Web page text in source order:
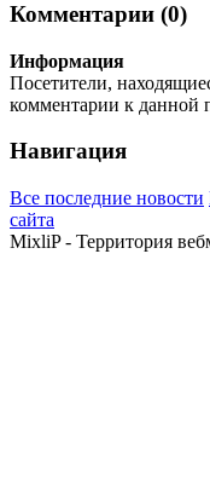
Комментарии (0)
Информация
Посетители,
комментарии к данной
Навигация
Все последние новости
сайта
MixliP - Территория